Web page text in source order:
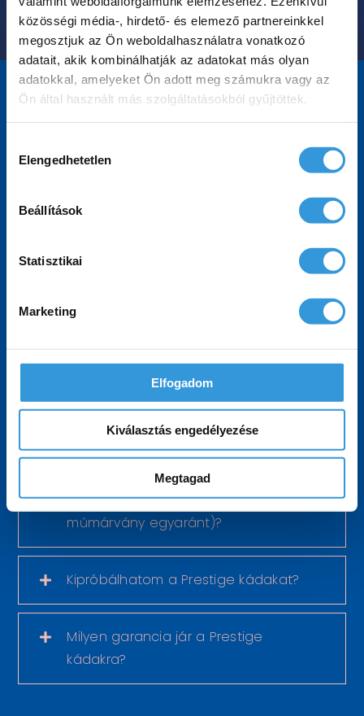
közösségi média-, hirdető- és elemező partnereinkkel
megosztjuk az Ön weboldalhasználatra vonatkozó
adatait, akik kombinálhatják az adatokat más olyan
adatokkal, amelyeket Ön adott meg számukra vagy az
Ön által használt más szolgáltatásokból gyűjtöttek.
kiválasztása
Elengedhetetlen
Beállítások
Statisztikai
Marketing
Elfogadom
Kiválasztás engedélyezése
Megtagad
Gyakran ismételt
előlapokkal választhatóak?
Milyen burkolatra lehet telepíteni a
Tényleg egyszerűbb a Prestige kádak
beszerelése a hagyományos
kádakéhoz képest?
Milyen vastag az anyaguk (akril és
műmárvány egyaránt)?
Kipróbálhatom a Prestige kádakat?
Milyen garancia jár a Prestige
kádakra?